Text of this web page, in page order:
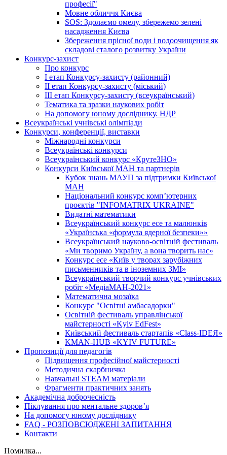
професії"
Мовне обличчя Києва
SOS: Здолаємо омелу, збережемо зелені
насадження Києва
Збереження прісної води і водоочищення як
складові сталого розвитку України
Конкурс-захист
Про конкурс
І етап Конкурсу-захисту (районний)
ІІ етап Конкурсу-захисту (міський)
ІІІ етап Конкурсу-захисту (всеукраїнський)
Тематика та зразки наукових робіт
На допомогу юному досліднику. НДР
Всеукраїнські учнівські олімпіади
Конкурси, конференції, виставки
Міжнародні конкурси
Всеукраїнські конкурси
Всеукраїнський конкурс «КрутеЗНО»
Конкурси Київської МАН та партнерів
Кубок знань МАУП за підтримки Київської
МАН
Національний конкурс комп’ютерних
проєктів "INFOMATRIX UKRAINE"
Видатні математики
Всеукраїнський конкурс есе та малюнків
«Українська «формула ядерної безпеки»»
Всеукраїнський науково-освітній фестиваль
«Ми творимо Україну, а вона творить нас»
Конкурс есе «Київ у творах зарубіжних
письменників та в іноземних ЗМІ»
Всеукраїнський творчий конкурс учнівських
робіт «МедіаМАН-2021»
Математична мозаїка
Конкурс "Освітні амбасадорки"
Освітній фестиваль управлінської
майстерності «Kyiv EdFest»
Київський фестиваль стартапів «Class-IDEЯ»
KMAN-HUB «KYIV FUTURE»
Пропозиції для педагогів
Підвищення професійної майстерності
Методична скарбничка
Навчальні STEAM матеріали
Фрагменти практичних занять
Академічна доброчесність
Піклування про ментальне здоровʼя
На допомогу юному досліднику
FAQ - РОЗПОВСЮДЖЕНІ ЗАПИТАННЯ
Контакти
Помилка...